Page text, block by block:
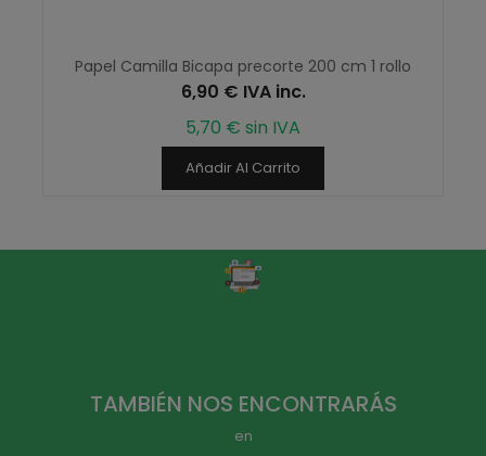
Papel Camilla Bicapa precorte 200 cm 1 rollo
6,90 € IVA inc.
5,70 € sin IVA
Añadir Al Carrito
TAMBIÉN NOS ENCONTRARÁS
en